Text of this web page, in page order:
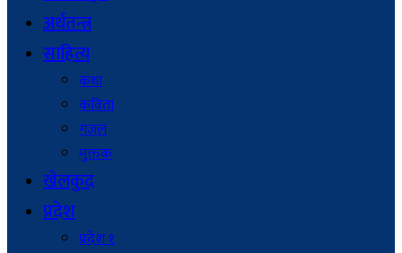
अर्थतन्त्र
साहित्य
कथा
कविता
गजल
मुक्तक
खेलकुद
प्रदेश
प्रदेश १